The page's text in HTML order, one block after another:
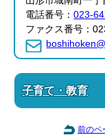
電話番号：023-
ファクス番号：
子育て・教育
前のペ